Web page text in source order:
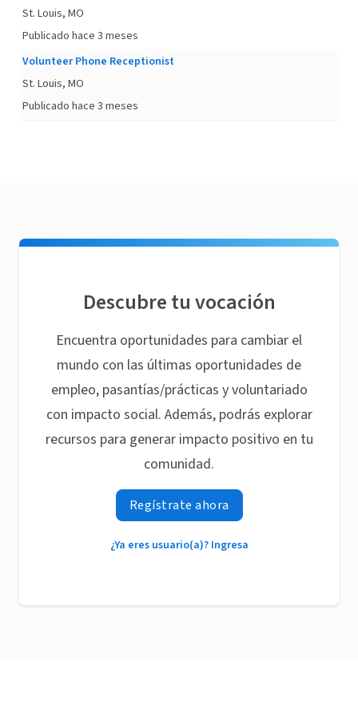
St. Louis, MO
Publicado hace 3 meses
Volunteer Phone Receptionist
St. Louis, MO
Publicado hace 3 meses
Descubre tu vocación
Encuentra oportunidades para cambiar el
mundo con las últimas oportunidades de
empleo, pasantías/prácticas y voluntariado
con impacto social. Además, podrás explorar
recursos para generar impacto positivo en tu
comunidad.
Regístrate ahora
¿Ya eres usuario(a)? Ingresa